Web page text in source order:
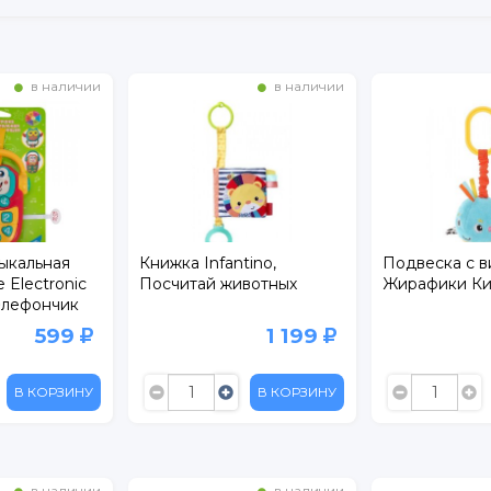
в наличии
Electronic
599
В КОРЗИНУ
в наличии
Книжка Infantino,
Посчитай животных
1 199
В КОРЗИНУ
Подвеска с
Жирафики